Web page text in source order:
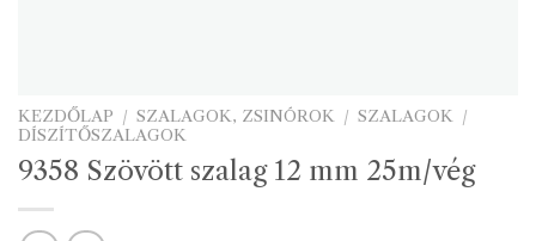
KEZDŐLAP / SZALAGOK, ZSINÓROK / SZALAGOK /
DÍSZÍTŐSZALAGOK
9358 Szövött szalag 12 mm 25m/vég